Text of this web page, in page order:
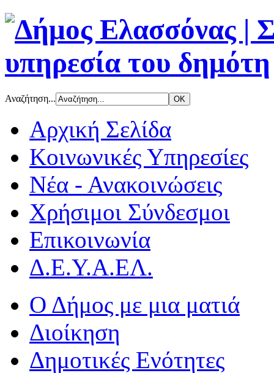
Αναζήτηση...
Αρχική Σελίδα
Κοινωνικές Υπηρεσίες
Νέα - Ανακοινώσεις
Χρήσιμοι Σύνδεσμοι
Επικοινωνία
Δ.Ε.Υ.Α.ΕΛ.
Ο Δήμος με μια ματιά
Διοίκηση
Δημοτικές Ενότητες